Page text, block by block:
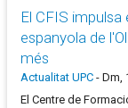
El CFIS
espanyola de
més
Actualitat UPC - Dm,
El Centre de